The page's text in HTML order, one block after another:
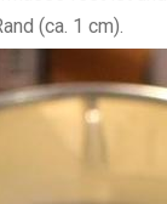
(ca. 1 cm).